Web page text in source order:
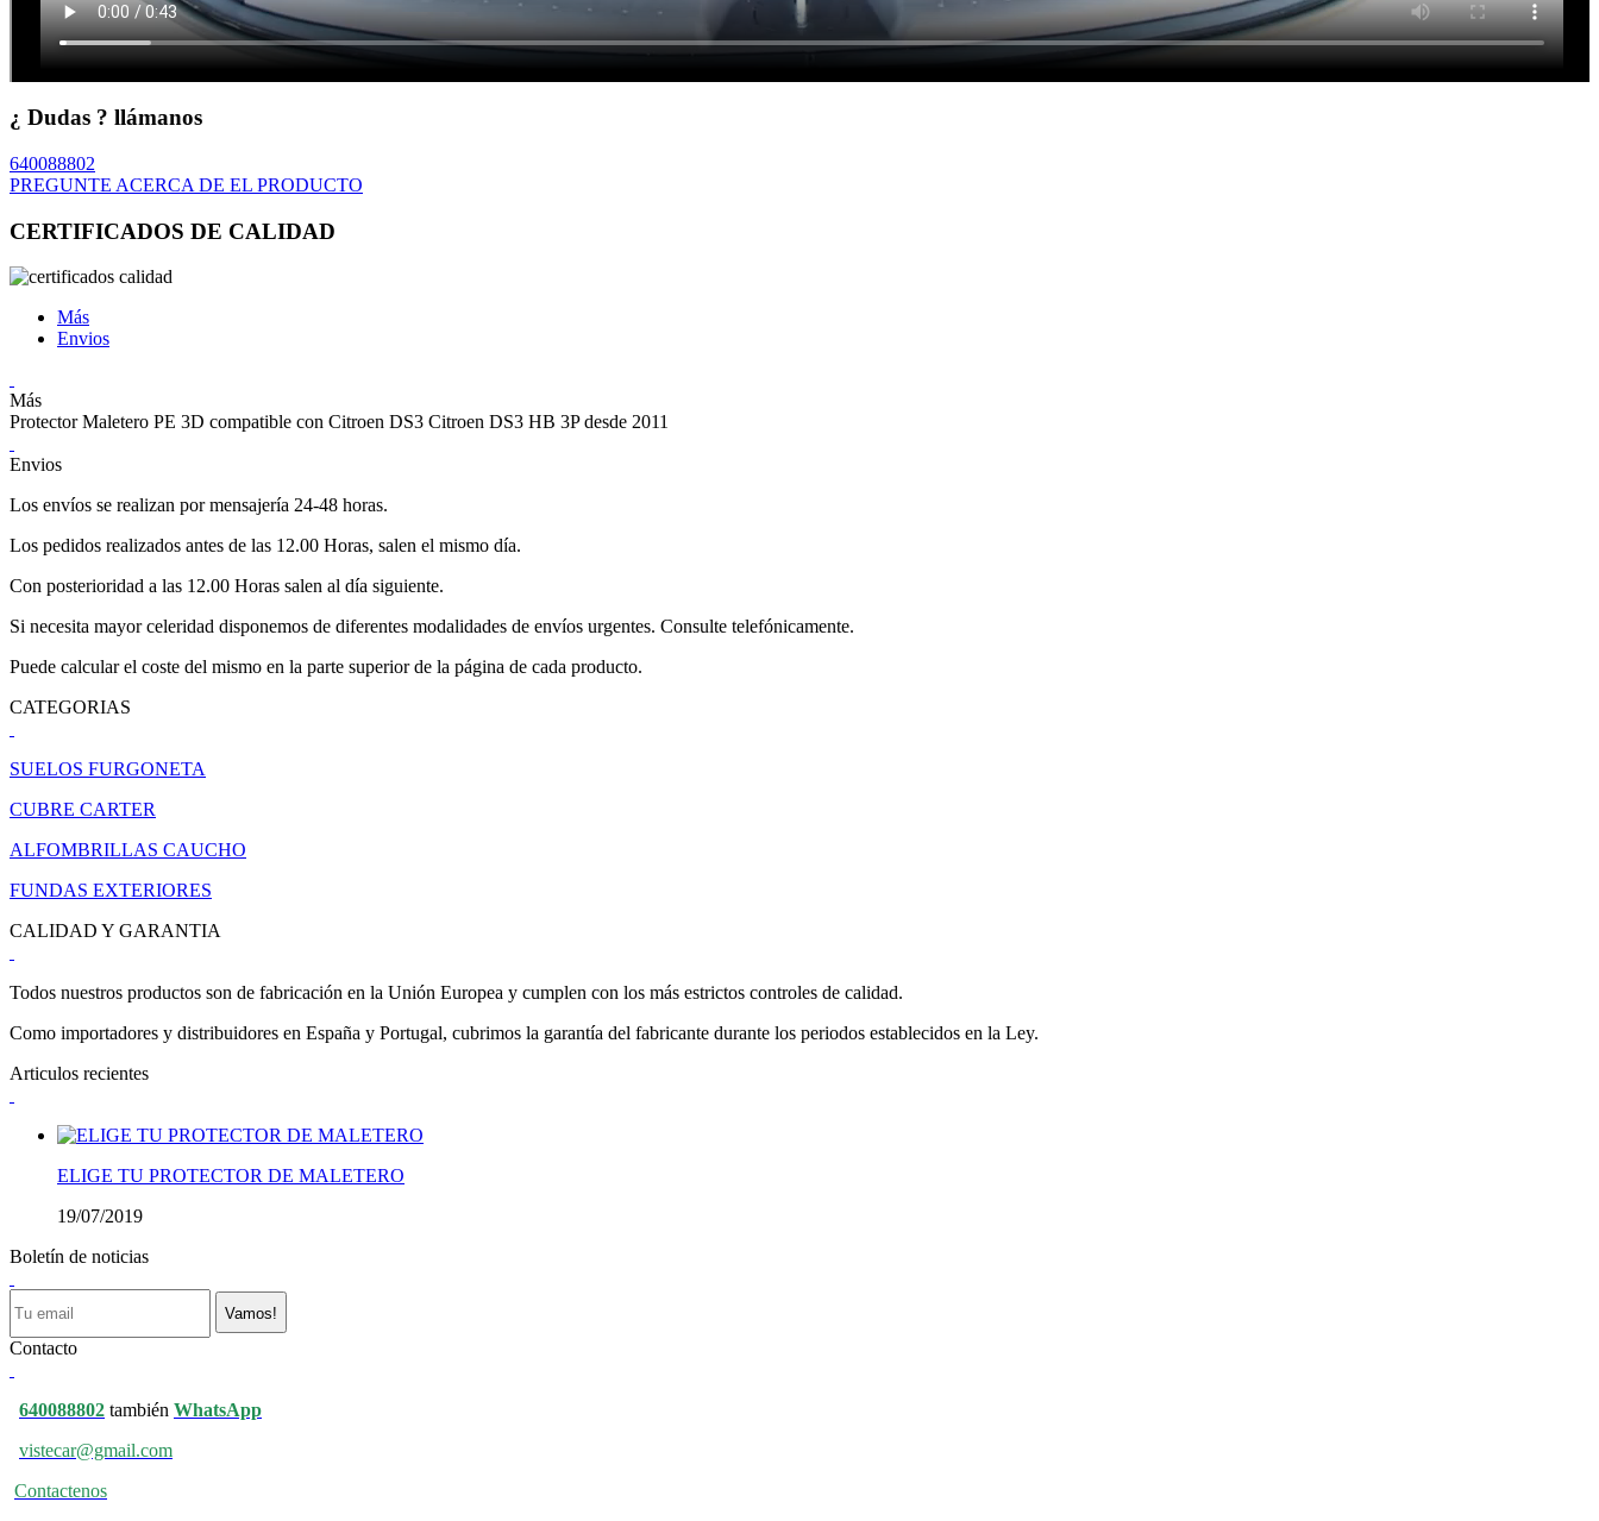
¿ Dudas ? llámanos
640088802
PREGUNTE ACERCA DE EL PRODUCTO
CERTIFICADOS DE CALIDAD
Más
Envios
Más
Protector Maletero PE 3D compatible con Citroen DS3 Citroen DS3 HB 3P desde 2011
Envios
Los envíos se realizan por mensajería 24-48 horas.
Los pedidos realizados antes de las 12.00 Horas, salen el mismo día.
Con posterioridad a las 12.00 Horas salen al día siguiente.
Si necesita mayor celeridad disponemos de diferentes modalidades de envíos urgentes. Consulte telefónicamente.
Puede calcular el coste del mismo en la parte superior de la página de cada producto.
CATEGORIAS
SUELOS FURGONETA
CUBRE CARTER
ALFOMBRILLAS CAUCHO
FUNDAS EXTERIORES
CALIDAD Y GARANTIA
Todos nuestros productos son de fabricación en la Unión Europea y cumplen con los más estrictos controles de calidad.
Como importadores y distribuidores en España y Portugal, cubrimos la garantía del fabricante durante los periodos establecidos en la Ley.
Articulos recientes
ELIGE TU PROTECTOR DE MALETERO
19/07/2019
Boletín de noticias
Vamos!
Contacto
640088802 también WhatsApp
vistecar@gmail.com
Contactenos